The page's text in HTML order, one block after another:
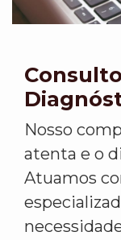
Nosso
atenta e o
Atuamos